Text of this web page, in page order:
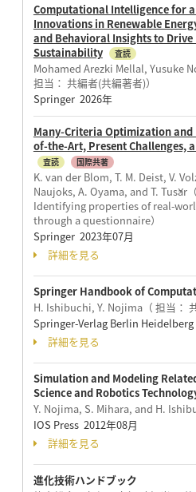
Computational Intelligence for
Innovations in Renewable
and Behavioral Insights to
Sustainability
査読
Mohamed Arezki Mellal, Yusuke
担当： 共編者(共編著者)）
Springer 2026年
Many-Criteria Optimization and
of-the-Art, Present Challenges,
査読 国際共著
K. van der Blom, T. M. Deist, V.
Naujoks, A. Oyama, and T. Tušar
Identifying properties of real-
through a questionnaire）
Springer 2023年07月
詳細を見る
Springer Handbook of
H. Ishibuchi, Y. Nojima（ 担当： 共
Springer-Verlag Berlin Heidelberg
詳細を見る
Simulation and Modeling
Science and Robotics
Y. Nojima, S. Mihara, and H.
IOS Press 2012年08月
詳細を見る
進化技術ハンドブック